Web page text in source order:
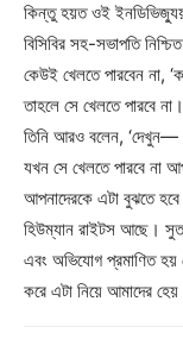
কিন্তু হয়ত ওই
বিসিবির সহ-সভাপতি
কেউই খেলতে পারবেন না,
তাহলে সে খেলতে পারবে
তিনি আরও বলেন, ‘দেখুন—
যখন সে খেলতে পারবে না
আপনাদেরকে এটা বুঝতে
হিউম্যান রাইটস আছে।
এবং অভিযোগ প্রমাণিত হয়
করে এটা নিয়ে আমাদের